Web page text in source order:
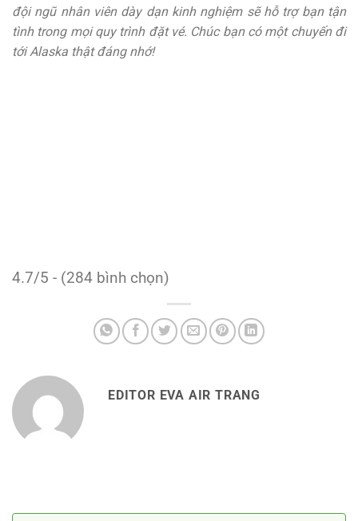
đội ngũ nhân viên dày dạn kinh nghiệm sẽ hỗ trợ bạn tận
tình trong mọi quy trình đặt vé. Chúc bạn có một chuyến đi
tới Alaska thật đáng nhớ!
4.7/5 - (284 bình chọn)
EDITOR EVA AIR TRANG